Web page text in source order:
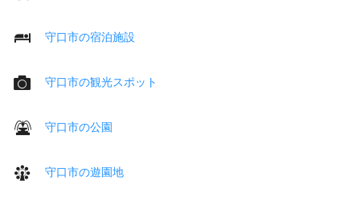
守口市の宿泊施設
守口市の観光スポット
守口市の公園
守口市の遊園地